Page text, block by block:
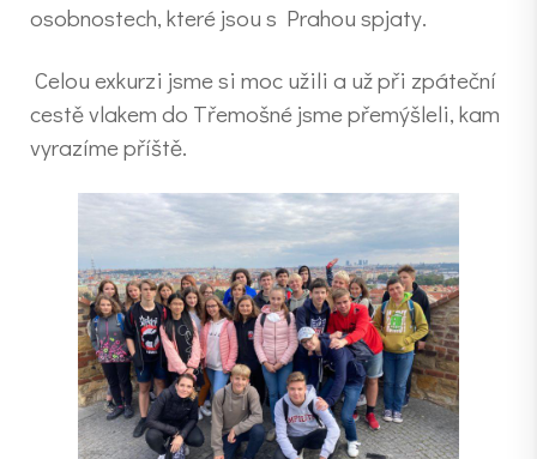
osobnostech, které jsou s Prahou spjaty.
Celou exkurzi jsme si moc užili a už při zpáteční
cestě vlakem do Třemošné jsme přemýšleli, kam
vyrazíme příště.